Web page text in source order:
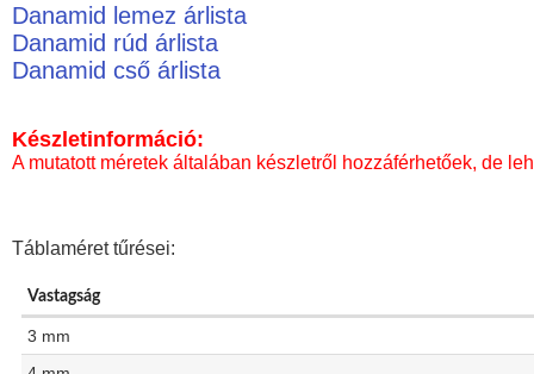
Danamid lemez árlista
Danamid rúd árlista
Danamid cső árlista
Készletinformáció:
A mutatott méretek általában készletről hozzáférhetőek, de
Táblaméret tűrései:
Vastagság
3 mm